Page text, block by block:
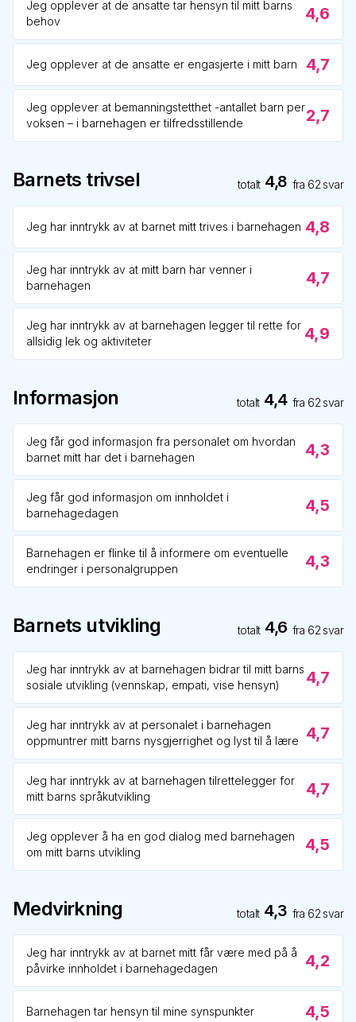
Jeg opplever at de ansatte tar hensyn til mitt barns
behov
4,6
Jeg opplever at de ansatte er engasjerte i mitt barn 4,7
Jeg opplever at bemanningstetthet -antallet barn per
voksen – i barnehagen er tilfredsstillende
2,7
Barnets trivsel totalt 4,8 fra 62 svar
Jeg har inntrykk av at barnet mitt trives i barnehagen 4,8
Jeg har inntrykk av at mitt barn har venner i
barnehagen
4,7
Jeg har inntrykk av at barnehagen legger til rette for
allsidig lek og aktiviteter
4,9
Informasjon totalt 4,4 fra 62 svar
Jeg får god informasjon fra personalet om hvordan
barnet mitt har det i barnehagen
4,3
Jeg får god informasjon om innholdet i
barnehagedagen
4,5
Barnehagen er flinke til å informere om eventuelle
endringer i personalgruppen
4,3
Barnets utvikling totalt 4,6 fra 62 svar
Jeg har inntrykk av at barnehagen bidrar til mitt barns
sosiale utvikling (vennskap, empati, vise hensyn)
4,7
Jeg har inntrykk av at personalet i barnehagen
oppmuntrer mitt barns nysgjerrighet og lyst til å lære
4,7
Jeg har inntrykk av at barnehagen tilrettelegger for
mitt barns språkutvikling
4,7
Jeg opplever å ha en god dialog med barnehagen
om mitt barns utvikling
4,5
Medvirkning totalt 4,3 fra 62 svar
Jeg har inntrykk av at barnet mitt får være med på å
påvirke innholdet i barnehagedagen
4,2
Barnehagen tar hensyn til mine synspunkter 4,5